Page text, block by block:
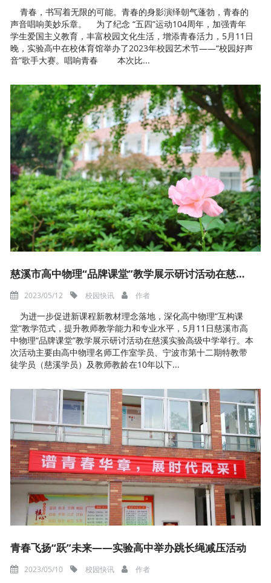
青春，书写着无限的可能。青春的身影演绎朝气蓬勃，青春的
声音唱响美妙乐章。 为了纪念 “五四”运动104周年，加强青年
学生爱国主义教育，丰富校园文化生活，增添青春活力，5月11日
晚，实验高中在校体育馆举办了2023年校园艺术节——“校园好声
音”歌手大赛。唱响青春 本次比...
慈溪市高中物理“品牌课堂”教学展示研讨活动在慈溪实验高级中学举行
2023/05/12 校园快讯 作者
为进一步促进新课程新教材理念落地，深化高中物理“互构课
堂”教学范式，提升教师教学能力和专业水平，5月11日慈溪市高
中物理“品牌课堂”教学展示研讨活动在慈溪实验高级中学举行。本
次活动主要由高中物理名师工作室学员、宁波市第十二期特教带
徒学员（慈溪学员）及教师教龄在10年以下...
青春飞扬“跃”未来——实验高中举办跳长绳减压活动
2023/05/10 校园快讯 作者